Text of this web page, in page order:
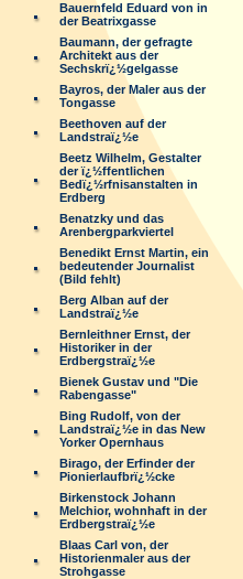
Bauernfeld Eduard von in
der Beatrixgasse
Baumann, der gefragte
Architekt aus der
Sechskrï¿½gelgasse
Bayros, der Maler aus der
Tongasse
Beethoven auf der
Landstraï¿½e
Beetz Wilhelm, Gestalter
der ï¿½ffentlichen
Bedï¿½rfnisanstalten in
Erdberg
Benatzky und das
Arenbergparkviertel
Benedikt Ernst Martin, ein
bedeutender Journalist
(Bild fehlt)
Berg Alban auf der
Landstraï¿½e
Bernleithner Ernst, der
Historiker in der
Erdbergstraï¿½e
Bienek Gustav und "Die
Rabengasse"
Bing Rudolf, von der
Landstraï¿½e in das New
Yorker Opernhaus
Birago, der Erfinder der
Pionierlaufbrï¿½cke
Birkenstock Johann
Melchior, wohnhaft in der
Erdbergstraï¿½e
Blaas Carl von, der
Historienmaler aus der
Strohgasse